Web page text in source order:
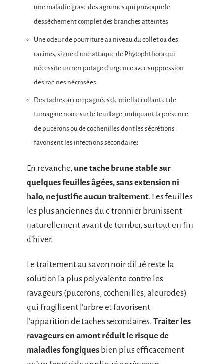
une maladie grave des agrumes qui provoque le
dessèchement complet des branches atteintes
Une odeur de pourriture au niveau du collet ou des
racines, signe d’une attaque de Phytophthora qui
nécessite un rempotage d’urgence avec suppression
des racines nécrosées
Des taches accompagnées de miellat collant et de
fumagine noire sur le feuillage, indiquant la présence
de pucerons ou de cochenilles dont les sécrétions
favorisent les infections secondaires
En revanche, une tache brune stable sur
quelques feuilles âgées, sans extension ni
halo, ne justifie aucun traitement. Les feuilles
les plus anciennes du citronnier brunissent
naturellement avant de tomber, surtout en fin
d’hiver.
Le traitement au savon noir dilué reste la
solution la plus polyvalente contre les
ravageurs (pucerons, cochenilles, aleurodes)
qui fragilisent l’arbre et favorisent
l’apparition de taches secondaires. Traiter les
ravageurs en amont réduit le risque de
maladies fongiques bien plus efficacement